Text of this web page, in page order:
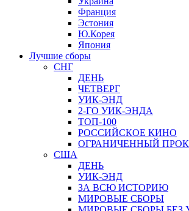
Франция
Эстония
Ю.Корея
Япония
Лучшие сборы
СНГ
ДЕНЬ
ЧЕТВЕРГ
УИК-ЭНД
2-ГО УИК-ЭНДА
ТОП-100
РОССИЙСКОЕ КИНО
ОГРАНИЧЕННЫЙ
США
ДЕНЬ
УИК-ЭНД
ЗА ВСЮ ИСТОРИЮ
МИРОВЫЕ СБОРЫ